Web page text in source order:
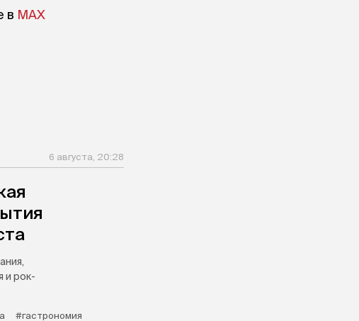
в MAX
6 августа, 20:28
и рок-
#гастрономия